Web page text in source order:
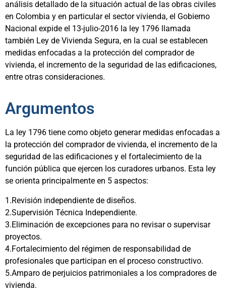
análisis detallado de la situación actual de las obras civiles
en Colombia y en particular el sector vivienda, el Gobierno
Nacional expide el 13-julio-2016 la ley 1796 llamada
también Ley de Vivienda Segura, en la cual se establecen
medidas enfocadas a la protección del comprador de
vivienda, el incremento de la seguridad de las edificaciones,
entre otras consideraciones.
Argumentos
La ley 1796 tiene como objeto generar medidas enfocadas a
la protección del comprador de vivienda, el incremento de la
seguridad de las edificaciones y el fortalecimiento de la
función pública que ejercen los curadores urbanos. Esta ley
se orienta principalmente en 5 aspectos:
1.Revisión independiente de diseños.
2.Supervisión Técnica Independiente.
3.Eliminación de excepciones para no revisar o supervisar
proyectos.
4.Fortalecimiento del régimen de responsabilidad de
profesionales que participan en el proceso constructivo.
5.Amparo de perjuicios patrimoniales a los compradores de
vivienda.